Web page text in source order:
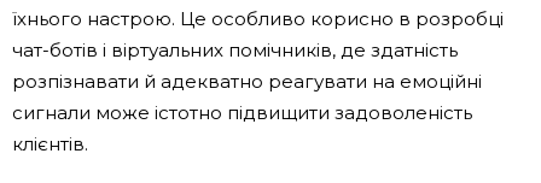
їхнього настрою. Це особливо корисно в розробці
чат-ботів і віртуальних помічників, де здатність
розпізнавати й адекватно реагувати на емоційні
сигнали може істотно підвищити задоволеність
клієнтів.